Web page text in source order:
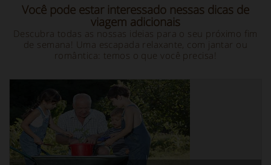
Você pode estar interessado nessas dicas de
viagem adicionais
Descubra todas as nossas ideias para o seu próximo fim
de semana! Uma escapada relaxante, com jantar ou
romântica: temos o que você precisa!